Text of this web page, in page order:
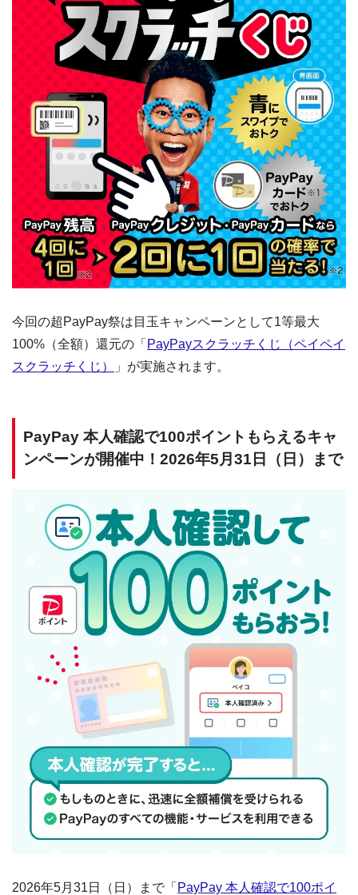
今回の超PayPay祭は目玉キャンペーンとして1等最大
100%（全額）還元の「 PayPayスクラッチくじ（ペイペイ
スクラッチくじ）
」が実施されます。
PayPay 本人確認で100ポイントもらえるキャ
ンペーンが開催中！2026年5月31日（日）まで
2026年5月31日（日）まで「 PayPay 本人確認で100ポイ